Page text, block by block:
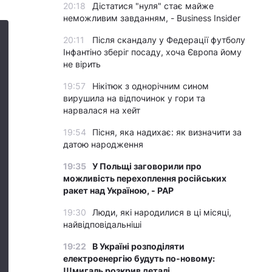
20:18
Дістатися "нуля" стає майже
неможливим завданням, - Business Insider
20:11
Після скандалу у Федерації футболу
Інфантіно зберіг посаду, хоча Європа йому
не вірить
19:57
Нікітюк з однорічним сином
вирушила на відпочинок у гори та
нарвалася на хейт
19:54
Пісня, яка надихає: як визначити за
датою народження
19:35 У Польщі заговорили про
можливість перехоплення російських
ракет над Україною, - PAP
19:30
Люди, які народилися в ці місяці,
найвідповідальніші
19:22
В Україні розподіляти
електроенергію будуть по-новому: